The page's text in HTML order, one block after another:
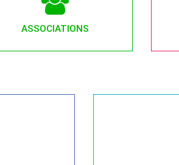
ASSOCIATIONS